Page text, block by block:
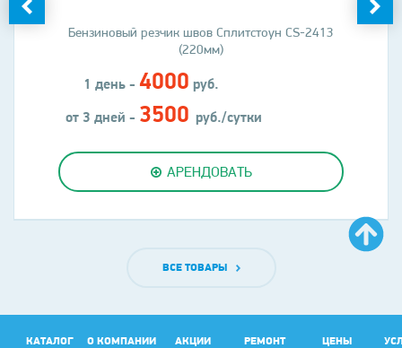
Бензиновый резчик швов Сплитстоун CS-2413
(220мм)
1 день - 4000 руб.
от 3 дней - 3500 руб./сутки
АРЕНДОВАТЬ
ВСЕ ТОВАРЫ
КАТАЛОГ О КОМПАНИИ АКЦИИ РЕМОНТ ЦЕНЫ